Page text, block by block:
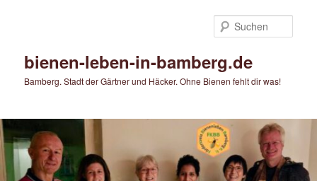
bienen-leben-in-bamberg.de
Bamberg. Stadt der Gärtner und Häcker. Ohne Bienen fehlt dir was!